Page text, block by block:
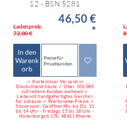
12 - BSN 5281
Ladenpreis:
72,00 €
46,50 €
*
In den
Warenk
orb
Preise für
Privatkunden
✓ Kostenloser Versand in
Deutschland heute ✓ Über 100.000
zufriedene Kunden weltweit ✓
Liebevoll handgefertigtes Geschirr
für zuhause ✓ Werksnahe Preise ✓
Showroom : Geöffnet Mo. bis Do. 11
bis 14 Uhr - Freitags 15 bis 18 Uhr -
Hünenborgstr.17b, 48431 Rheine